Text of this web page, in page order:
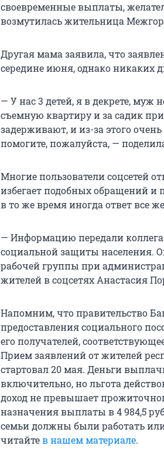
своевременные выплаты,
возмутилась жительница
Другая мама заявила, что
середине июня, однако никаких
— У нас 3 детей, я в декрете, муж
съемную квартиру и за садик
задерживают, и из-за этого
помогите, пожалуйста, —
Многие пользователи соцсетей
избегает подобных обращений и
в то же время иногда ответ все
— Информацию передали
социальной защиты населения.
рабочей группы при
жителей в соцсетях Анастасия
Напомним, что правительство
предоставления социального
его получателей,
Прием заявлений от жителей
стартовал 20 мая. Деньги
включительно, но льгота
доход не превышает
назначения выплаты в 4 984,5
семьи должны были работать
читайтев нашем материале.